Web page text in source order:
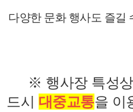
다양한 문화 행사도 즐길
※ 행사장 특성상
드시 대중교통을 이